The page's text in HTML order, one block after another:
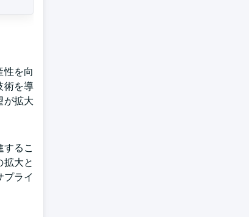
性を向
術を導
が拡大
するこ
大と
ライ